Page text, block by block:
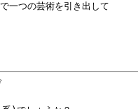
一つの芸術を引き出して